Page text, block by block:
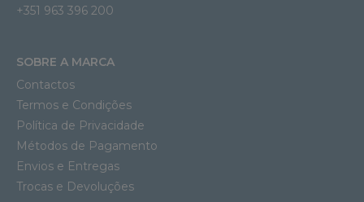
+351 963 396 200
SOBRE A MARCA
Contactos
Termos e Condições
Política de Privacidade
Métodos de Pagamento
Envios e Entregas
Trocas e Devoluções